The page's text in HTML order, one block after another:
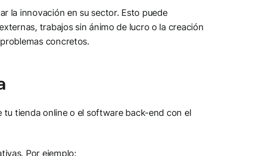
la innovación en su sector. Esto puede
trabajos sin ánimo de lucro o la creación
concretos.
tu tienda online o el software back-end con el
Por ejemplo: